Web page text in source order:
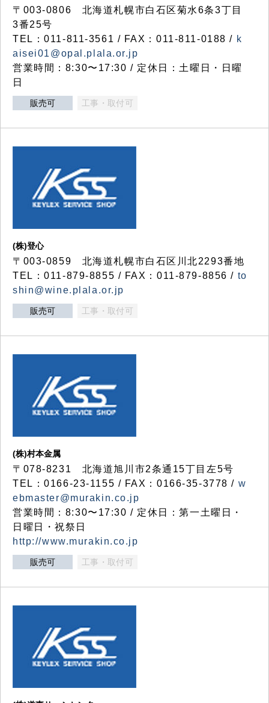
〒003-0806 北海道札幌市白石区菊水6条3丁目
3番25号
TEL：011-811-3561 / FAX：011-811-0188 / k
aisei01@opal.plala.or.jp
営業時間：8:30〜17:30 / 定休日：土曜日・日曜
日
販売可 工事・取付可
(株)登心
〒003-0859 北海道札幌市白石区川北2293番地
TEL：011-879-8855 / FAX：011-879-8856 / to
shin@wine.plala.or.jp
販売可 工事・取付可
(株)村本金属
〒078-8231 北海道旭川市2条通15丁目左5号
TEL：0166-23-1155 / FAX：0166-35-3778 / w
ebmaster@murakin.co.jp
営業時間：8:30〜17:30 / 定休日：第一土曜日・
日曜日・祝祭日
http://www.murakin.co.jp
販売可 工事・取付可